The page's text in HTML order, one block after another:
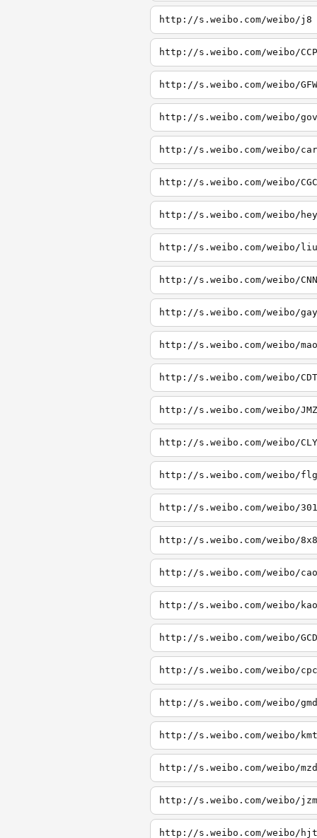
http://s.weibo.com/weibo/j8
http://s.weibo.com/weibo/CCP
http://s.weibo.com/weibo/GFW
http://s.weibo.com/weibo/gov
http://s.weibo.com/weibo/car
http://s.weibo.com/weibo/CGC
http://s.weibo.com/weibo/hey
http://s.weibo.com/weibo/liu
http://s.weibo.com/weibo/CNN
http://s.weibo.com/weibo/gay
http://s.weibo.com/weibo/mao
http://s.weibo.com/weibo/CDT
http://s.weibo.com/weibo/JMZ
http://s.weibo.com/weibo/CLY
http://s.weibo.com/weibo/flg
http://s.weibo.com/weibo/301
http://s.weibo.com/weibo/8x8
http://s.weibo.com/weibo/cao
http://s.weibo.com/weibo/kao
http://s.weibo.com/weibo/GCD
http://s.weibo.com/weibo/cpc
http://s.weibo.com/weibo/gmd
http://s.weibo.com/weibo/kmt
http://s.weibo.com/weibo/mzd
http://s.weibo.com/weibo/jzm
http://s.weibo.com/weibo/hjt